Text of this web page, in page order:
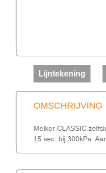
Lijntekening
OMSCHRIJVING
Melker CLASSIC
15 sec. bij 300kPa.